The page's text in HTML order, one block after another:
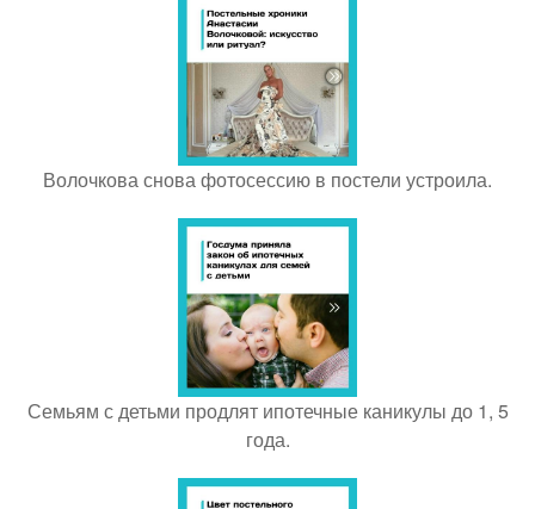
Волочкова снова фотосессию в постели устроила.
Семьям с детьми продлят ипотечные каникулы до 1, 5
года.